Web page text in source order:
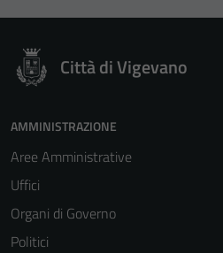
Città di Vigevano
AMMINISTRAZIONE
Aree Amministrative
Uffici
Organi di Governo
Politici